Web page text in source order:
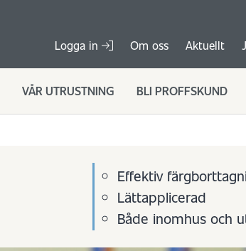
Logga in Om oss Aktuellt
VÅR UTRUSTNING BLI PROFFSKUND
Effektiv
Lättapplicerad
Både inomhus och